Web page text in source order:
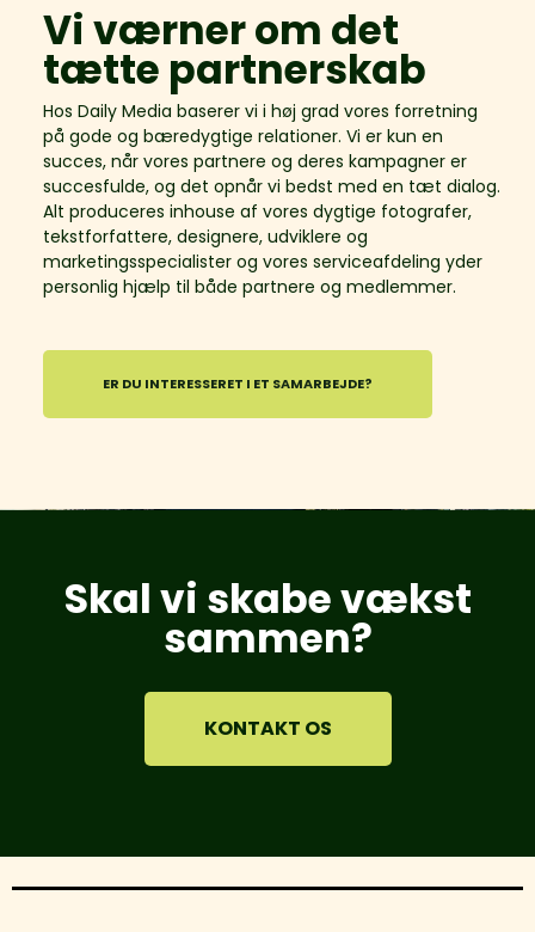
Vi værner om det
tætte partnerskab
Hos Daily Media baserer vi i høj grad vores forretning
på gode og bæredygtige relationer. Vi er kun en
succes, når vores partnere og deres kampagner er
succesfulde, og det opnår vi bedst med en tæt dialog.
Alt produceres inhouse af vores dygtige fotografer,
tekstforfattere, designere, udviklere og
marketingsspecialister og vores serviceafdeling yder
personlig hjælp til både partnere og medlemmer.
ER DU INTERESSERET I ET SAMARBEJDE?
Skal vi skabe vækst
sammen?
KONTAKT OS